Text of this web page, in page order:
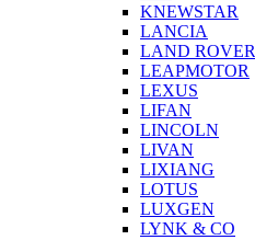
KNEWSTAR
LANCIA
LAND ROVER
LEAPMOTOR
LEXUS
LIFAN
LINCOLN
LIVAN
LIXIANG
LOTUS
LUXGEN
LYNK & CO